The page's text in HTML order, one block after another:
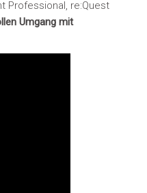
Professional, re:Quest
Umgang mit